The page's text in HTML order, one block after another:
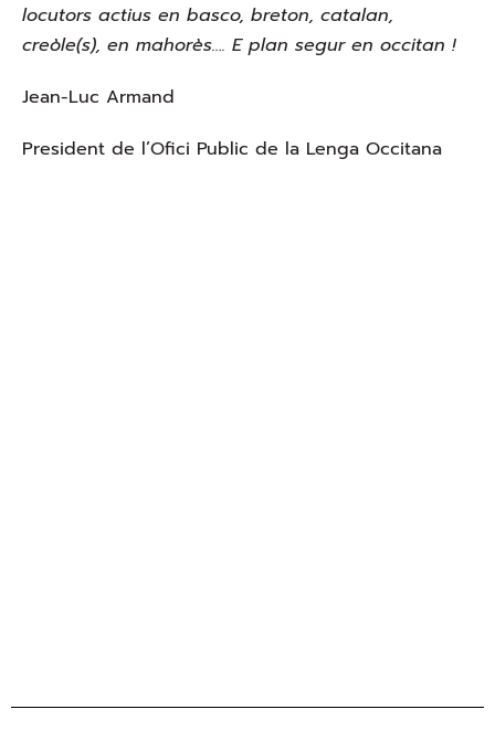
locutors actius en basco, breton, catalan,
creòle(s), en mahorès…. E plan segur en occitan !
Jean-Luc Armand
President de l’Ofici Public de la Lenga Occitana